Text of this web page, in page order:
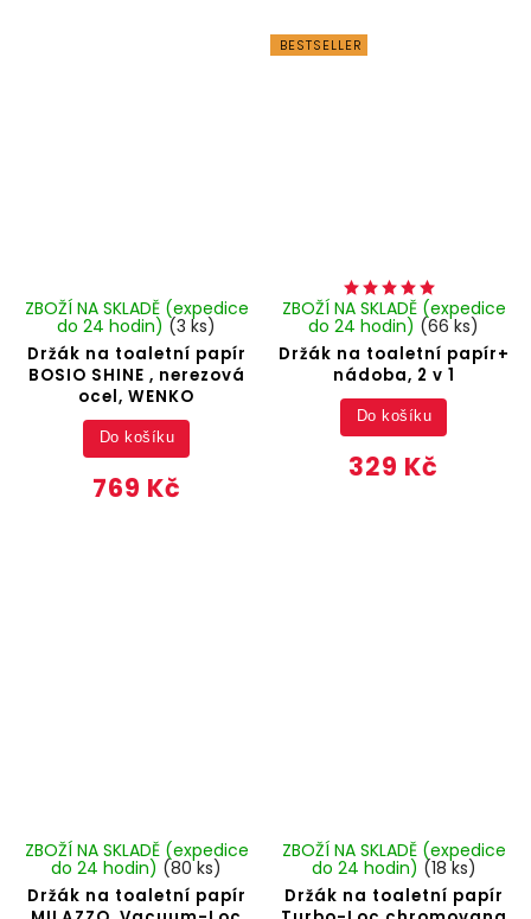
Držák na toaletní papír
BOSIO SHINE , nerezová
ocel, WENKO
ZBOŽÍ NA SKLADĚ (expedice
do 24 hodin) (3 ks)
769 Kč
Do košíku
BESTSELLER
Držák na toaletní papír+
nádoba, 2 v 1
ZBOŽÍ NA SKLADĚ (expedice
do 24 hodin) (66 ks)
329 Kč
Do košíku
Držák na toaletní papír
ZBOŽÍ NA SKLADĚ (expedice
do 24 hodin) (80 ks)
Držák na toaletní papír
ZBOŽÍ NA SKLADĚ (expedice
do 24 hodin) (18 ks)